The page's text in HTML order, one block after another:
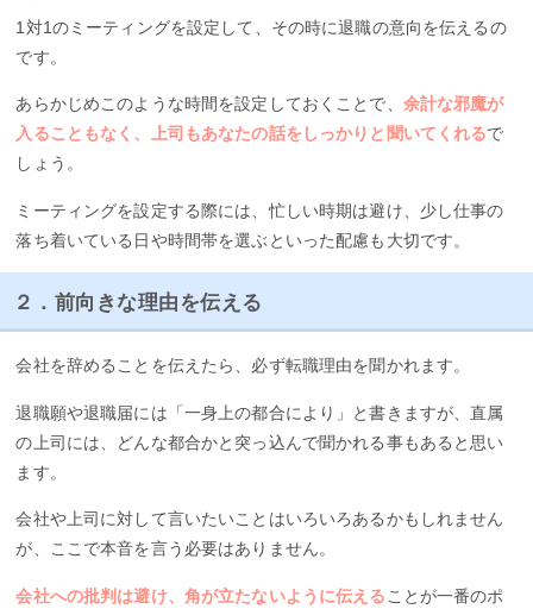
1対1のミーティングを設定して、その時に退職の意向を伝えるの
です。
あらかじめこのような時間を設定しておくことで、 余計な邪魔が
入ることもなく、上司もあなたの話をしっかりと聞いてくれるで
しょう。
ミーティングを設定する際には、忙しい時期は避け、少し仕事の
落ち着いている日や時間帯を選ぶといった配慮も大切です。
２．前向きな理由を伝える
会社を辞めることを伝えたら、必ず転職理由を聞かれます。
退職願や退職届には「一身上の都合により」と書きますが、直属
の上司には、どんな都合かと突っ込んで聞かれる事もあると思い
ます。
会社や上司に対して言いたいことはいろいろあるかもしれません
が、ここで本音を言う必要はありません。
会社への批判は避け、角が立たないように伝える ことが一番のポ